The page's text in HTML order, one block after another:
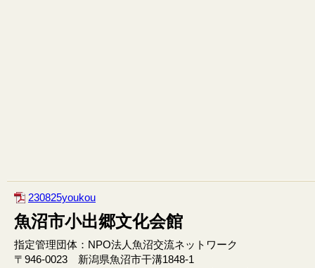
230825youkou
魚沼市小出郷文化会館
指定管理団体：NPO法人魚沼交流ネットワーク
〒946‐0023 新潟県魚沼市干溝1848‐1